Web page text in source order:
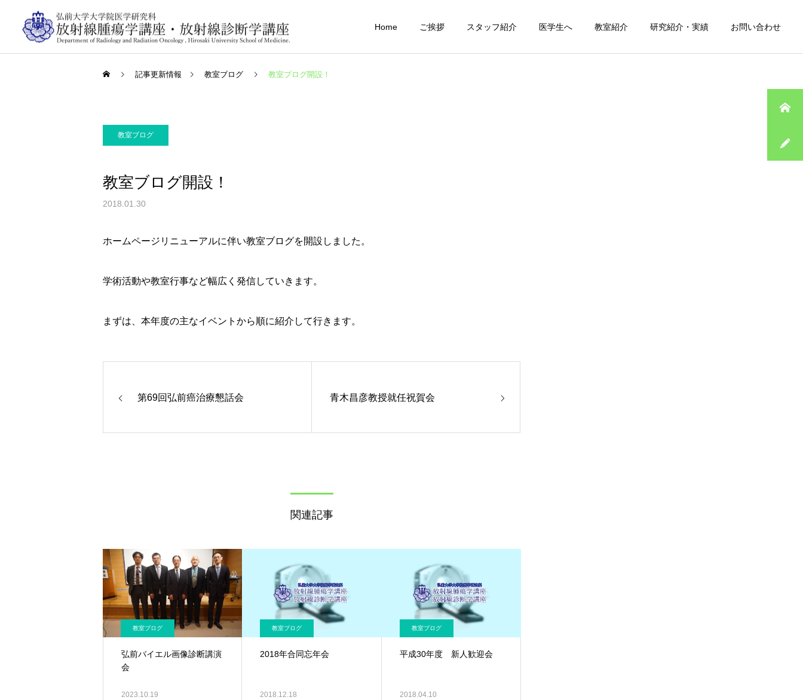
Home ご挨拶 スタッフ紹介 医学生へ 教室紹介 研究紹介・実績 お問い合わせ
記事更新情報 教室ブログ 教室ブログ開設！
教室ブログ
教室ブログ開設！
2018.01.30
ホームページリニューアルに伴い教室ブログを開設しました。
学術活動や教室行事など幅広く発信していきます。
まずは、本年度の主なイベントから順に紹介して行きます。
第69回弘前癌治療懇話会 青木昌彦教授就任祝賀会
関連記事
教室ブログ
弘前バイエル画像診断講演
会
2023.10.19
教室ブログ
2018年合同忘年会
2018.12.18
教室ブログ
平成30年度 新人歓迎会
2018.04.10